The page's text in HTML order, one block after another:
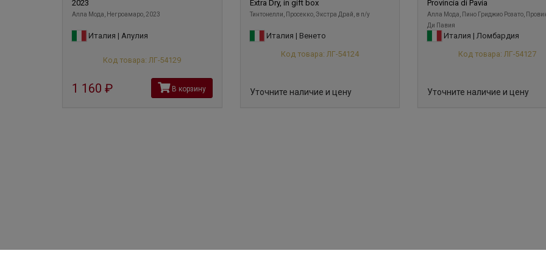
2023
Алла Мода, Негроамаро, 2023
Италия | Апулия
Код товара: ЛГ-54129
1 160 В корзину
Extra Dry, in gift box
Тинтонелли, Просекко, Экстра Драй, в п/у
Италия | Венето
Код товара: ЛГ-54124
Уточните наличие и цену
Provincia di Pavia
Алла Мода, Пино Гриджио Розато,
Ди Павия
Италия | Ломбардия
Код товара: ЛГ-54127
Уточните наличие и цену